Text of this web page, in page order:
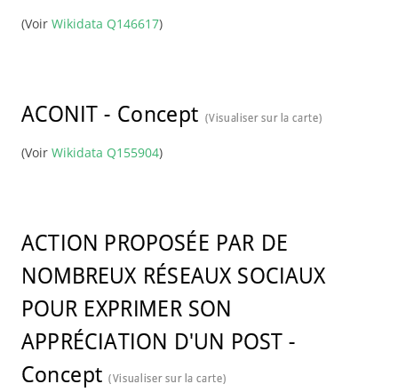
(Voir Wikidata Q146617)
ACONIT - Concept (Visualiser sur la carte)
(Voir Wikidata Q155904)
ACTION PROPOSÉE PAR DE
NOMBREUX RÉSEAUX SOCIAUX
POUR EXPRIMER SON
APPRÉCIATION D'UN POST-
Concept (Visualiser sur la carte)